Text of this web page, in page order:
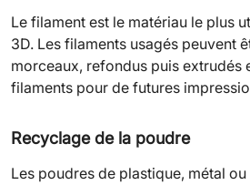
Le filament est le matériau le plus
3D. Les filaments usagés peuvent
morceaux, refondus puis extrudés
filaments pour de futures
Recyclage de la poudre
Les poudres de plastique, métal